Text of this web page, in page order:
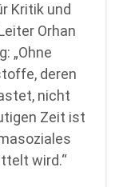
Kritik und
Orhan
„Ohne
deren
nicht
Zeit ist
wird.“